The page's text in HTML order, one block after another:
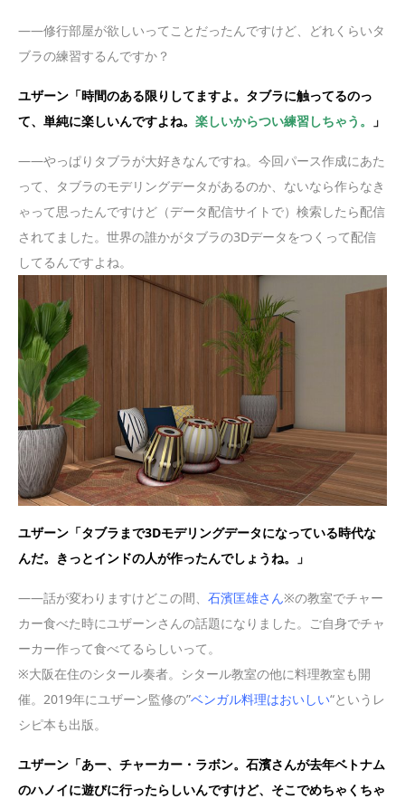
——修行部屋が欲しいってことだったんですけど、どれくらいタ
ブラの練習するんですか？
ユザーン「時間のある限りしてますよ。タブラに触ってるのっ
て、単純に楽しいんですよね。 楽しいからつい練習しちゃう。 」
——やっぱりタブラが大好きなんですね。今回パース作成にあた
って、タブラのモデリングデータがあるのか、ないなら作らなき
ゃって思ったんですけど（データ配信サイトで）検索したら配信
されてました。世界の誰かがタブラの3Dデータをつくって配信
してるんですよね。
ユザーン「タブラまで3Dモデリングデータになっている時代な
んだ。きっとインドの人が作ったんでしょうね。」
——話が変わりますけどこの間、 石濱匡雄さん※の教室でチャー
カー食べた時にユザーンさんの話題になりました。ご自身でチャ
ーカー作って食べてるらしいって。
※大阪在住のシタール奏者。シタール教室の他に料理教室も開
催。2019年にユザーン監修の”ベンガル料理はおいしい“というレ
シピ本も出版。
ユザーン「あー、チャーカー・ラボン。石濱さんが去年ベトナム
のハノイに遊びに行ったらしいんですけど、そこでめちゃくちゃ